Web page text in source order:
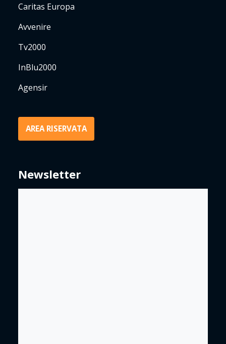
Caritas Europa
Avvenire
Tv2000
InBlu2000
Agensir
AREA RISERVATA
Newsletter